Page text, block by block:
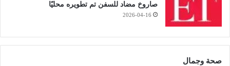
صاروخ مضاد للسفن تم تطويره محليًا
2026-04-16
صحة وجمال